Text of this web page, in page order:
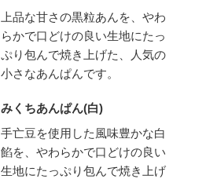
上品な甘さの黒粒あんを、やわ
らかで口どけの良い生地にたっ
ぷり包んで焼き上げた、人気の
小さなあんぱんです。
みくちあんぱん(白)
手亡豆を使用した風味豊かな白
餡を、やわらかで口どけの良い
生地にたっぷり包んで焼き上げ